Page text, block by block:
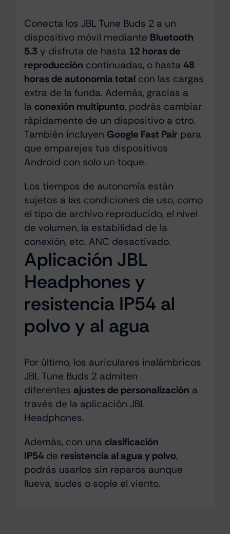
Conecta los JBL Tune Buds 2 a un
dispositivo móvil mediante Bluetooth
5.3 y disfruta de hasta 12 horas de
reproducción continuadas, o hasta 48
horas de autonomía total con las cargas
extra de la funda. Además, gracias a
la conexión multipunto, podrás cambiar
rápidamente de un dispositivo a otro.
También incluyen Google Fast Pair para
que emparejes tus dispositivos
Android con solo un toque.
Los tiempos de autonomía están
sujetos a las condiciones de uso, como
el tipo de archivo reproducido, el nivel
de volumen, la estabilidad de la
conexión, etc. ANC desactivado.
Aplicación JBL
Headphones y
resistencia IP54 al
polvo y al agua
Por último, los auriculares inalámbricos
JBL Tune Buds 2 admiten
diferentes ajustes de personalización a
través de la aplicación JBL
Headphones.
Además, con una clasificación
IP54de resistencia al agua y polvo,
podrás usarlos sin reparos aunque
llueva, sudes o sople el viento.